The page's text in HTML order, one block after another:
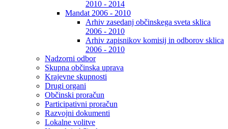
2010 - 2014
Mandat 2006 - 2010
Arhiv zasedanj občinskega sveta sklica
2006 - 2010
Arhiv zapisnikov komisij in odborov sklica
2006 - 2010
Nadzorni odbor
Skupna občinska uprava
Krajevne skupnosti
Drugi organi
Občinski proračun
Participativni proračun
Razvojni dokumenti
Lokalne volitve